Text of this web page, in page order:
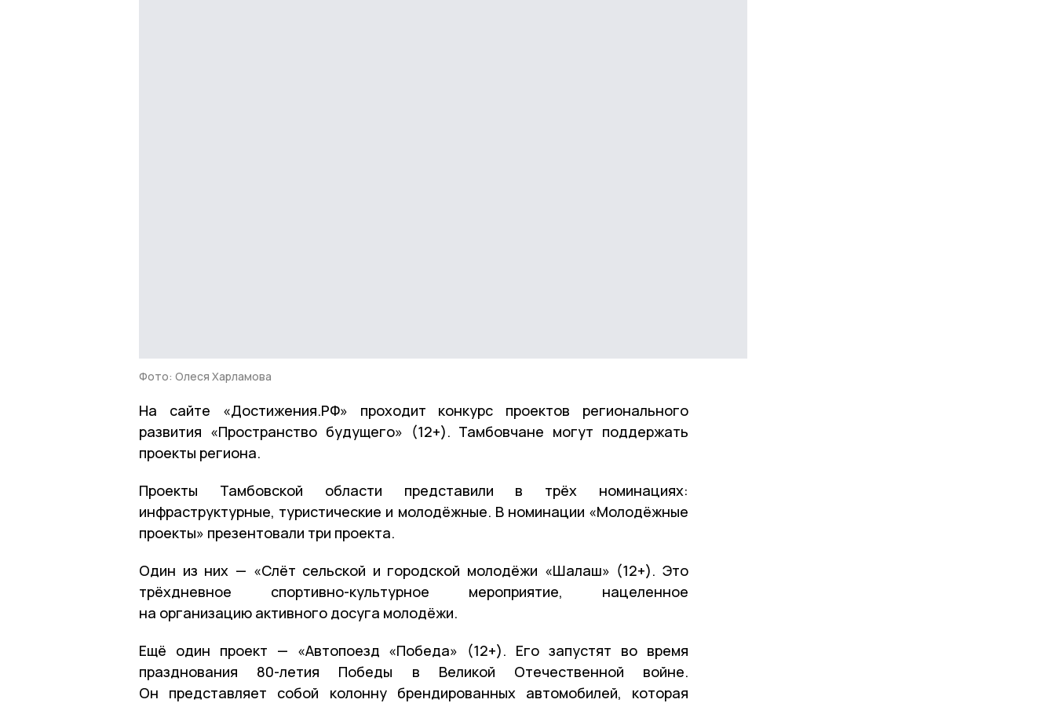
Фото: Олеся Харламова
На сайте «Достижения.РФ» проходит конкурс проектов регионального
развития «Пространство будущего» (12+). Тамбовчане могут поддержать
проекты региона.
Проекты Тамбовской области представили в трёх номинациях:
инфраструктурные, туристические и молодёжные. В номинации «Молодёжные
проекты» презентовали три проекта.
Один из них — «Слёт сельской и городской молодёжи «Шалаш» (12+). Это
трёхдневное спортивно-культурное мероприятие, нацеленное
на организацию активного досуга молодёжи.
Ещё один проект — «Автопоезд «Победа» (12+). Его запустят во время
празднования 80-летия Победы в Великой Отечественной войне.
Он представляет собой колонну брендированных автомобилей, которая